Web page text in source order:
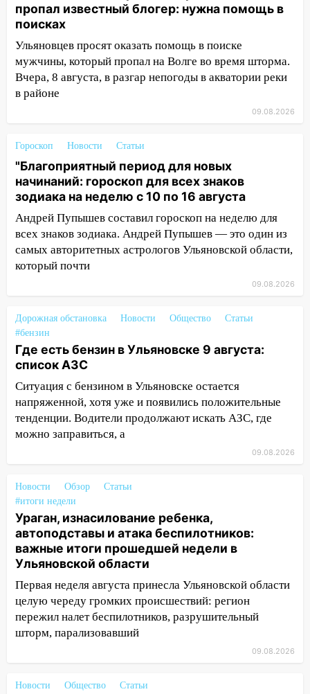
СНТ сидят без света
10:13
недели в Ульяновской области
09:18 Из-за ливня заблокировано
движение трамваев в Ульяновске
Ураган, изнасилование ребенка,
важные итоги прошедшей недели в
Ульяновской области
08:20 В Ульяновске восстановили
трамвайную и троллейбусную
инфраструктуру после шторма.
08:19
Внимание! В Цильнинском районе
пропал 67-летний мужчина
На Ульяновск снова надвигается
07:30 Евро-3 вместо Евро-5: что
означают классы бензина и можно ли
заливать «старое» топливо в
современные автомобили
06:30 Какая погода будет в Ульяновской
области днем 9 августа
05:05
День, когда всё может
измениться: гороскоп на 9 августа —
упустить
20:10
Во время урагана в Ульяновске на
Волге перевернулась лодка
19:55 В Ульяновске упавшее дерево
заблокировало в машине двух женщин
17:15 В Ульяновской области
ремонтируют девять мостов: один уже
готов, ещё два — почти завершены
урагана 8 августа
пропал известный блогер: нужна помощь в
поисках
Ульяновцев просят оказать помощь в поиске
мужчины, который пропал на Волге во время шторма.
Вчера, 8 августа, в разгар непогоды в акватории реки
в районе
09.08.2026
Гороскоп Новости Статьи
"Благоприятный период для новых
начинаний: гороскоп для всех знаков
зодиака на неделю с 10 по 16 августа
Андрей Пупышев составил гороскоп на неделю для
всех знаков зодиака. Андрей Пупышев — это один из
самых авторитетных астрологов Ульяновской области,
который почти
09.08.2026
Дорожная обстановка Новости Общество
Статьи
#бензин
Где есть бензин в Ульяновске 9 августа:
список АЗС
Ситуация с бензином в Ульяновске остается
напряженной, хотя уже и появились положительные
тенденции. Водители продолжают искать АЗС, где
можно заправиться, а
09.08.2026
Новости Обзор
Статьи
#итоги недели
Ураган, изнасилование ребенка,
автоподставы и атака беспилотников:
важные итоги прошедшей недели в
Ульяновской области
Первая неделя августа принесла Ульяновской области
целую череду громких происшествий: регион
пережил налет беспилотников, разрушительный
шторм, парализовавший
09.08.2026
Новости Общество
Статьи